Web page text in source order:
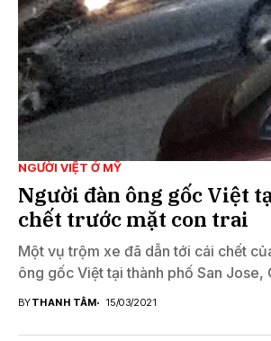
NGƯỜI VIỆT Ở MỸ
Người đàn ông gốc Việt
chết trước mặt con trai
Một vụ trộm xe đã dẫn tới cái chết
ông gốc Việt tại thành phố San Jose,
BYTHANH TÂM 15/03/2021